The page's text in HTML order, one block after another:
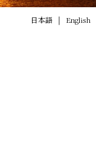
日本語 ｜ English